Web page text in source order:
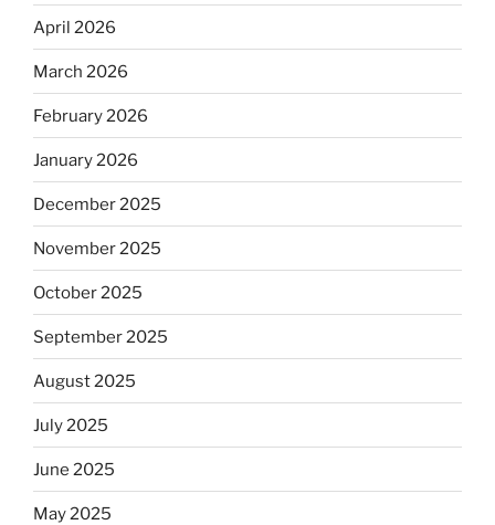
April 2026
March 2026
February 2026
January 2026
December 2025
November 2025
October 2025
September 2025
August 2025
July 2025
June 2025
May 2025